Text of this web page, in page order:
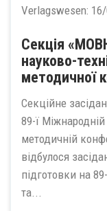
Verlagswesen:
Секція
науково-
методичної
Секційне
89-ї
методичній
відбулося
підготовки на
та...